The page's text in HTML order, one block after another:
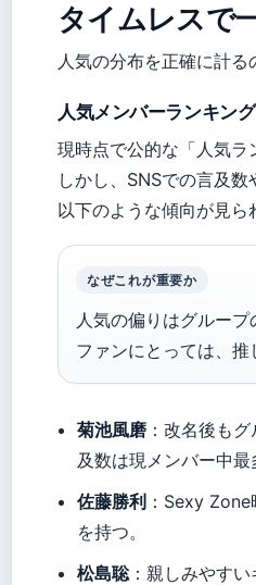
タイムレスで
人気の分布を正確に計
人気メンバーランキング
現時点で公的な「人気
しかし、SNSでの言及
以下のような傾向が見ら
なぜこれが重要か
人気の偏りはグルー
ファンにとっては、
菊池風磨 ：改名後も
及数は現メンバー中最
佐藤勝利 ：Sexy
を持つ。
松島聡：親しみやす